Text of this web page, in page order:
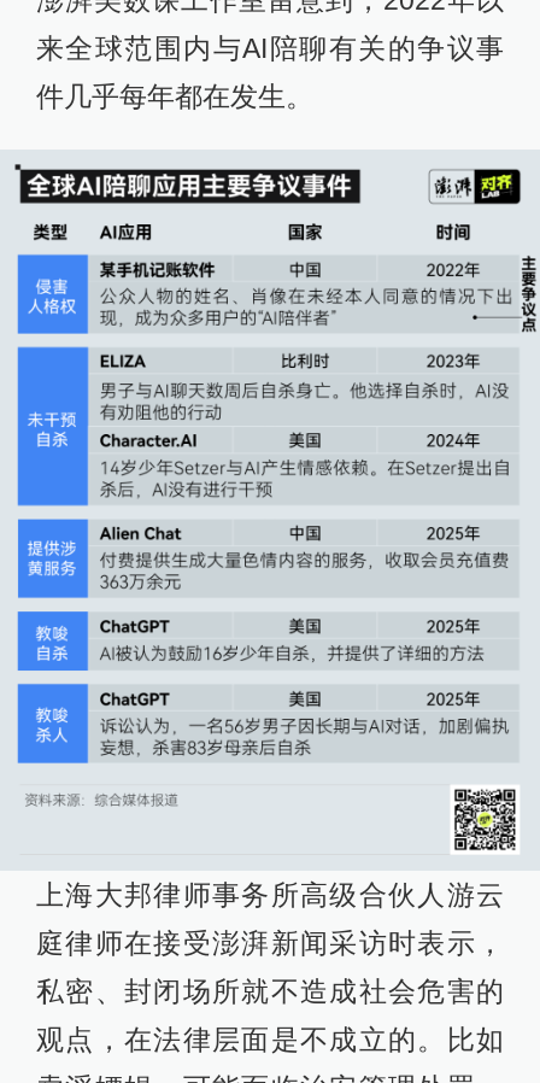
来全球范围内与AI陪聊有关的争议事
件几乎每年都在发生。
上海大邦律师事务所高级合伙人游云
庭律师在接受澎湃新闻采访时表示，
私密、封闭场所就不造成社会危害的
观点，在法律层面是不成立的。比如